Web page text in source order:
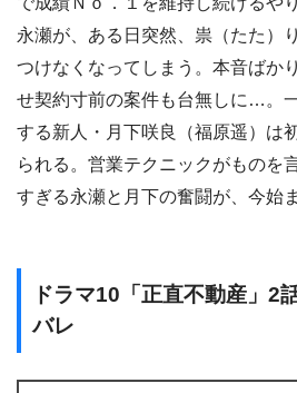
永瀬が、ある日突然、祟（たた）
つけなくなってしまう。本音ばか
せ契約寸前の案件も台無しに…。
する新人・月下咲良（福原遥）は
られる。営業テクニックがものを
すぎる永瀬と月下の奮闘が、今始
ドラマ10「正直不動産」2
バレ